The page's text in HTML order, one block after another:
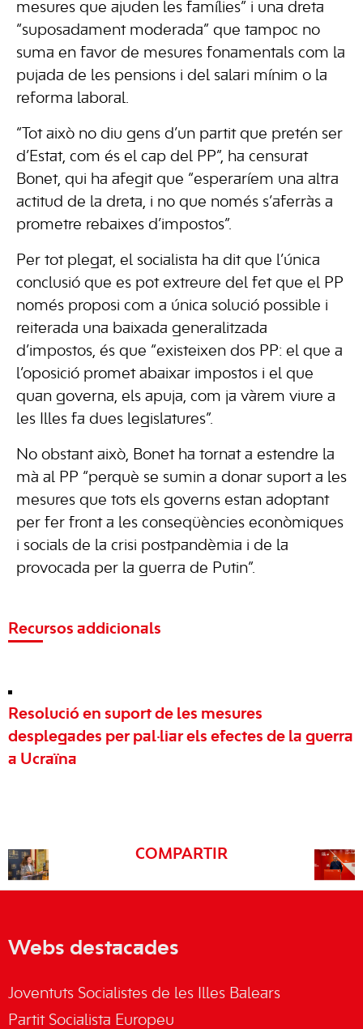
mesures que ajuden les famílies” i una dreta
“suposadament moderada” que tampoc no
suma en favor de mesures fonamentals com la
pujada de les pensions i del salari mínim o la
reforma laboral.
“Tot això no diu gens d’un partit que pretén ser
d’Estat, com és el cap del PP”, ha censurat
Bonet, qui ha afegit que “esperaríem una altra
actitud de la dreta, i no que només s’aferràs a
prometre rebaixes d’impostos”.
Per tot plegat, el socialista ha dit que l’única
conclusió que es pot extreure del fet que el PP
només proposi com a única solució possible i
reiterada una baixada generalitzada
d’impostos, és que “existeixen dos PP: el que a
l’oposició promet abaixar impostos i el que
quan governa, els apuja, com ja vàrem viure a
les Illes fa dues legislatures”.
No obstant això, Bonet ha tornat a estendre la
mà al PP “perquè se sumin a donar suport a les
mesures que tots els governs estan adoptant
per fer front a les conseqüències econòmiques
i socials de la crisi postpandèmia i de la
provocada per la guerra de Putin”.
Recursos addicionals
Resolució en suport de les mesures
desplegades per pal·liar els efectes de la guerra
a Ucraïna
COMPARTIR
Webs destacades
Joventuts Socialistes de les Illes Balears
Partit Socialista Europeu